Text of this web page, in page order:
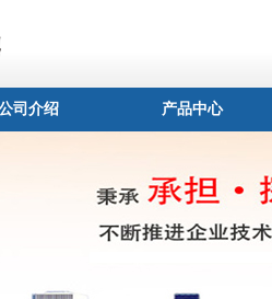
司介绍 产品中心